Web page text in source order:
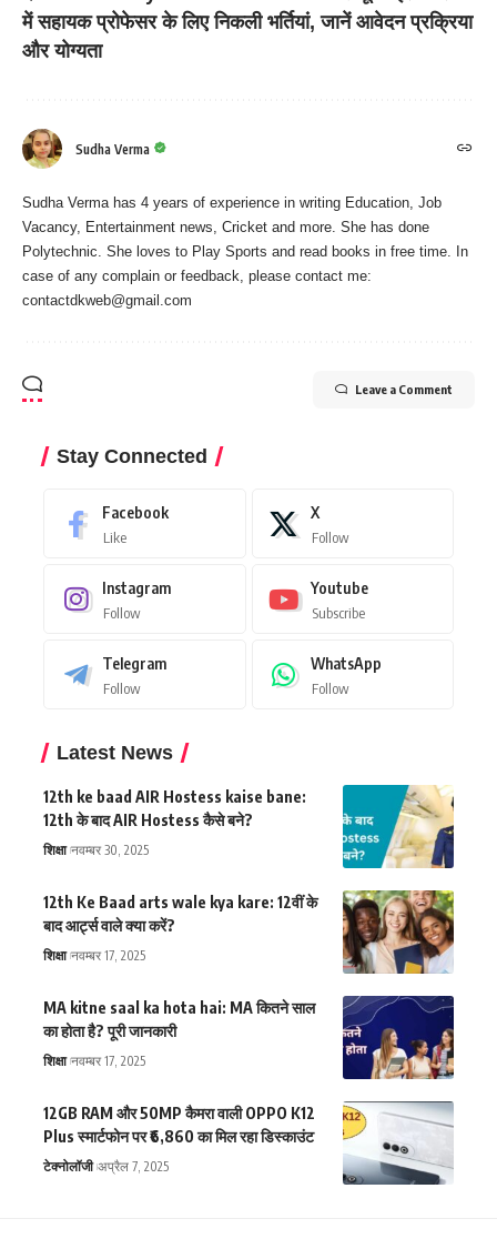
में सहायक प्रोफेसर के लिए निकली भर्तियां, जानें आवेदन प्रक्रिया
और योग्यता
Sudha Verma
Sudha Verma has 4 years of experience in writing Education, Job
Vacancy, Entertainment news, Cricket and more. She has done
Polytechnic. She loves to Play Sports and read books in free time. In
case of any complain or feedback, please contact me:
contactdkweb@gmail.com
Leave a Comment
Stay Connected
Facebook
Like
X
Follow
Instagram
Follow
Youtube
Subscribe
Telegram
Follow
WhatsApp
Follow
Latest News
12th ke baad AIR Hostess kaise bane:
12th के बाद AIR Hostess कैसे बने?
शिक्षा नवम्बर 30, 2025
12th Ke Baad arts wale kya kare: 12वीं के
बाद आर्ट्स वाले क्या करें?
शिक्षा नवम्बर 17, 2025
MA kitne saal ka hota hai: MA कितने साल
का होता है? पूरी जानकारी
शिक्षा नवम्बर 17, 2025
12GB RAM और 50MP कैमरा वाली OPPO K12
Plus स्मार्टफोन पर ₹6,860 का मिल रहा डिस्काउंट
टेक्नोलॉजी अप्रैल 7, 2025